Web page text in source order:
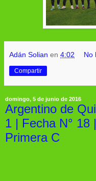
Adán Solian en 4:02 No
Compartir
domingo, 5 de junio de 2016
Argentino de
1 | Fecha N° 18
Primera C